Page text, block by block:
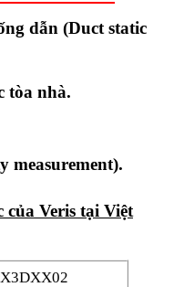
dẫn (Duct static
tòa nhà.
Veris tại Việt